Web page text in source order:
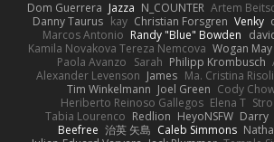
Dom Guerrera Jazza N_COUNTER Artem
Danny Taurus kay Christian Forsgren Venky
Marcos Antonio Randy "Blue" Bowden
Kamila Novakova Tereza Nemcova Wogan May
Paola Avanzo Sarah Philipp Krombusch
Alexander Levenson James Ma. Cristina Risoli
Tim Winkelmann Joel Green Cody
Heriberto Reinoso Gallegos Elena T
Tabia Lourenco Redlion HeyoNSFW Darry
Beefree 治英 矢島 Caleb Simmons